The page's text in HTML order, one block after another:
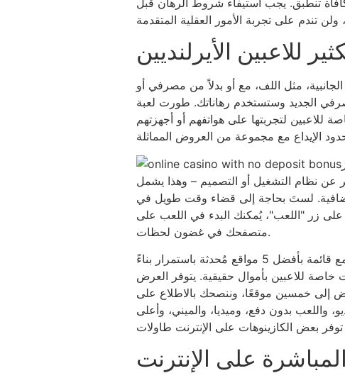
للاعبين الأيرلنديين
مثل اللف، مع أو بدلاً من مصرفي أو
الجديد وستستخدم رهاناتك. طورت لعبة
للاعبين لتجربتها على هواتفهم أو أجهزتهم
عن نظام التشغيل أو التصميم – وهذا يشمل
إضافية. لستَ بحاجة إلى قضاء وقت طويل في
على زر "اللعب"، يُمكنك البدء في اللعب على
متصفحك في غضون لحظات.
يقدم هذا الدليل الإرشادي مواقع كازينوهات الباكارات المحلية على الإنترنت، والمتاحة في منطقتك، مع قائمة بأفضل 5 مواقع مُحدثة باستمرار بناءً
خاصة للاعبين بأموال حقيقية. يتوفر العرض
إلى خمسين موقعًا، وننصحك بالاطلاع على
واللعب بدون دفع، وميديا، والميني، وأعلى
على الإنترنت